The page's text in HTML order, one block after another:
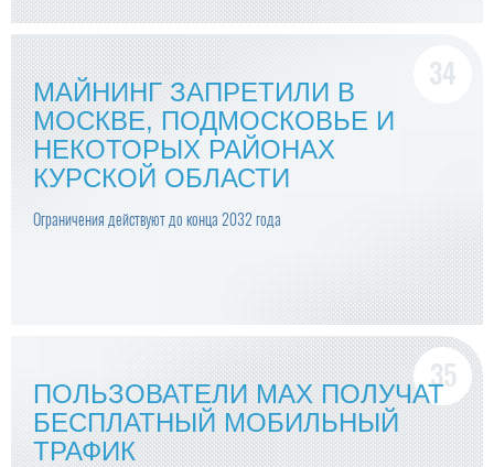
МАЙНИНГ ЗАПРЕТИЛИ В
МОСКВЕ, ПОДМОСКОВЬЕ И
НЕКОТОРЫХ РАЙОНАХ
КУРСКОЙ ОБЛАСТИ
Ограничения действуют до конца 2032 года
ПОЛЬЗОВАТЕЛИ MAX ПОЛУЧАТ
БЕСПЛАТНЫЙ МОБИЛЬНЫЙ
ТРАФИК